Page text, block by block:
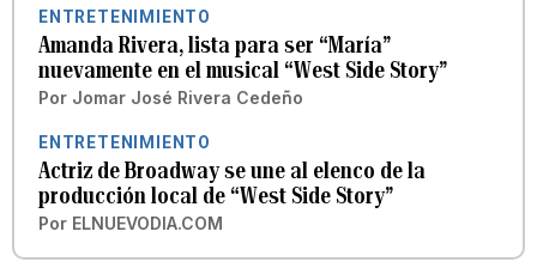
ENTRETENIMIENTO
Amanda Rivera, lista para ser “María”
nuevamente en el musical “West Side Story”
Por Jomar José Rivera Cedeño
ENTRETENIMIENTO
Actriz de Broadway se une al elenco de la
producción local de “West Side Story”
Por ELNUEVODIA.COM